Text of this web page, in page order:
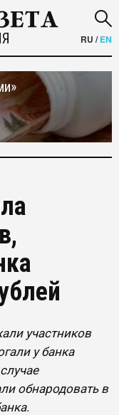
RU /EN
участников
у банка
обнародовать в